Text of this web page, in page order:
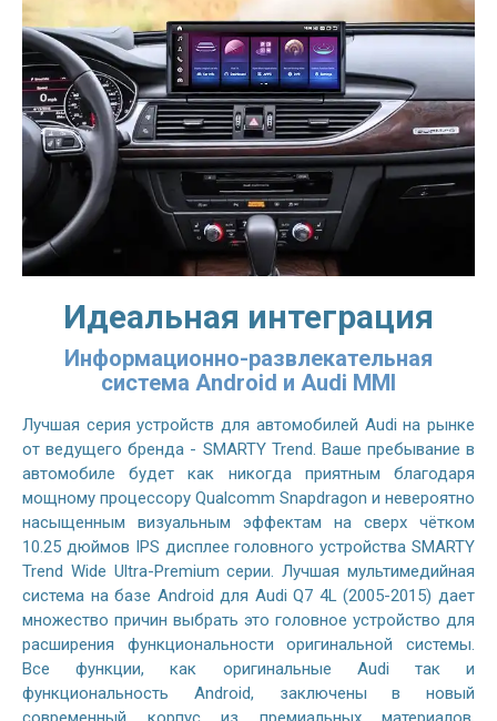
Идеальная интеграция
Информационно-развлекательная
система Android и Audi MMI
Лучшая серия устройств для автомобилей Audi на рынке
от ведущего бренда - SMARTY Trend. Ваше пребывание в
автомобиле будет как никогда приятным благодаря
мощному процессору Qualcomm Snapdragon и невероятно
насыщенным визуальным эффектам на сверх чётком
10.25 дюймов IPS дисплее головного устройства SMARTY
Trend Wide Ultra-Premium серии. Лучшая мультимедийная
система на базе Android для Audi Q7 4L (2005-2015) дает
множество причин выбрать это головное устройство для
расширения функциональности оригинальной системы.
Все функции, как оригинальные Audi так и
функциональность Android, заключены в новый